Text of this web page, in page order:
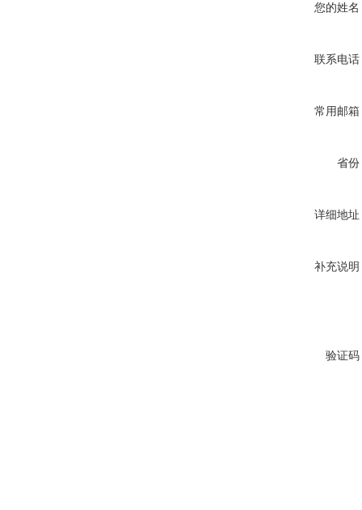
您的姓名
联系电话
常用邮箱
省份
详细地址
补充说明
验证码